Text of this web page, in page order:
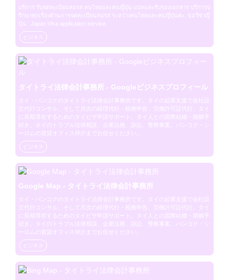
บริการ รับจดทะเบียนสมรส คนไทยและคนญี่ปุ่น แปลและรับรองเอกสาร บริการป
รึกษาทุกเรื่องด้านการจดทะเบียนสมรส ระหว่างคนไทยและคนญี่ปุ่นค่ะ. ขอวีซ่าญี่
ปุ่น : Japan Visa application service.
ビジネス
タイトライ法律会計事務所 - Googleビジネスプロフィール
タイ・バンコクのタイトライ法律会計事務所です。タイの起業支援で会社設
立代行コンサル、そして月次の経理代行・税務申告、労働許可証代行。タイ
に長期滞在するためのタイビザ申請サポート。タイ人との国際結婚・婚姻手
続き。タイのトラブル法律相談、企業法務、訴訟、警察事案。バンコク・シ
ーロムの賃貸オフィス仲介までお任せください。
ビジネス
Google Map - タイトライ法律会計事務所
タイ・バンコクのタイトライ法律会計事務所です。タイの起業支援で会社設
立代行コンサル、そして月次の経理代行・税務申告、労働許可証代行。タイ
に長期滞在するためのタイビザ申請サポート。タイ人との国際結婚・婚姻手
続き。タイのトラブル法律相談、企業法務、訴訟、警察事案。バンコク・シ
ーロムの賃貸オフィス仲介までお任せください。
ビジネス